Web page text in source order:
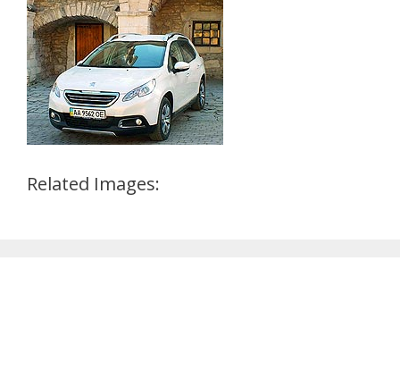
Related Images: